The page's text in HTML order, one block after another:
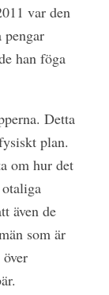
var den
han föga
Detta
plan.
om hur det
även de
som är